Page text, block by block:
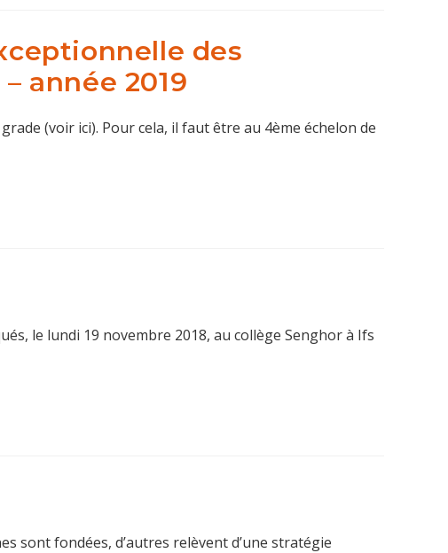
des
année 2019
(voir ici). Pour cela, il faut être au 4ème échelon de
le lundi 19 novembre 2018, au collège Senghor à Ifs
sont fondées, d’autres relèvent d’une stratégie